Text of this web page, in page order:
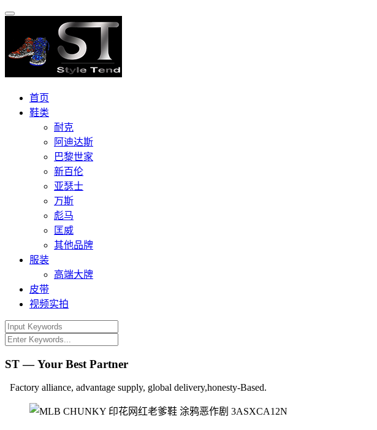
首页
鞋类
耐克
阿迪达斯
巴黎世家
新百伦
亚瑟士
万斯
彪马
匡威
其他品牌
服装
高端大牌
皮带
视频实拍
ST — Your Best Partner
Factory alliance, advantage supply, global delivery,honesty-Based.